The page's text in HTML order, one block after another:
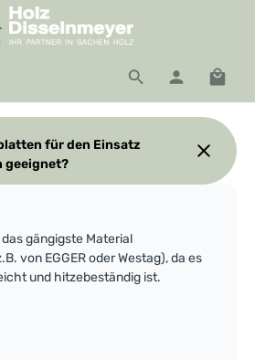
für den Einsatz
geeignet?
gängigste Material
von EGGER oder Westag), da es
und hitzebeständig ist.